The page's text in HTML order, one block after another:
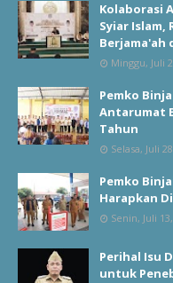
Kolaborasi
Syiar Islam,
Berjama'ah
Minggu, Juli
Pemko
Antarumat
Tahun
Selasa, Juli
Pemko
Harapkan
Senin, Juli
Perihal Isu
untuk